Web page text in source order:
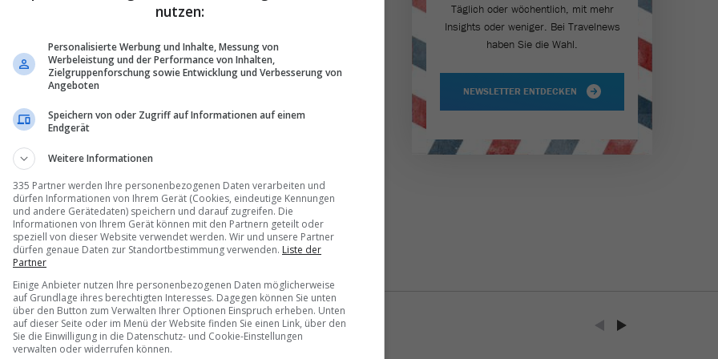
Täglich oder wöchentlich, mit mehr
Insights oder weniger. Bei Travel­news
haben Sie die Wahl.
NEWSLETTER ENTDECKEN
nutzen:
Personalisierte Werbung und Inhalte, Messung von
Werbeleistung und der Performance von Inhalten,
Zielgruppenforschung sowie Entwicklung und Verbesserung von
Angeboten
Speichern von oder Zugriff auf Informationen auf einem
Endgerät
Weitere Informationen
335 Partner werden Ihre personenbezogenen Daten verarbeiten und
dürfen Informationen von Ihrem Gerät (Cookies, eindeutige Kennungen
und andere Gerätedaten) speichern und darauf zugreifen. Die
Informationen von Ihrem Gerät können mit den Partnern geteilt oder
speziell von dieser Website verwendet werden. Wir und unsere Partner
dürfen genaue Daten zur Standortbestimmung verwenden. Liste der
Partner
Einige Anbieter nutzen Ihre personenbezogenen Daten möglicherweise
auf Grundlage ihres berechtigten Interesses. Dagegen können Sie unten
über den Button zum Verwalten Ihrer Optionen Einspruch erheben. Unten
auf dieser Seite oder im Menü der Website finden Sie einen Link, über den
Sie die Einwilligung in die Datenschutz- und Cookie-Einstellungen
verwalten oder widerrufen können.